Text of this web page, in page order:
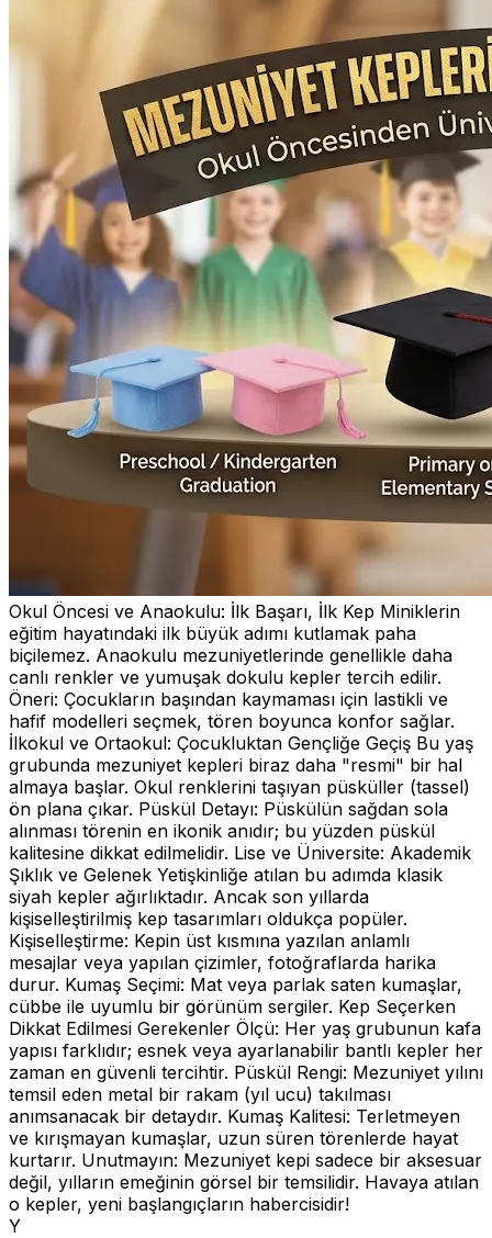
Okul Öncesi ve Anaokulu: İlk Başarı, İlk Kep Miniklerin
eğitim hayatındaki ilk büyük adımı kutlamak paha
biçilemez. Anaokulu mezuniyetlerinde genellikle daha
canlı renkler ve yumuşak dokulu kepler tercih edilir.
Öneri: Çocukların başından kaymaması için lastikli ve
hafif modelleri seçmek, tören boyunca konfor sağlar.
İlkokul ve Ortaokul: Çocukluktan Gençliğe Geçiş Bu yaş
grubunda mezuniyet kepleri biraz daha "resmi" bir hal
almaya başlar. Okul renklerini taşıyan püsküller (tassel)
ön plana çıkar. Püskül Detayı: Püskülün sağdan sola
alınması törenin en ikonik anıdır; bu yüzden püskül
kalitesine dikkat edilmelidir. Lise ve Üniversite: Akademik
Şıklık ve Gelenek Yetişkinliğe atılan bu adımda klasik
siyah kepler ağırlıktadır. Ancak son yıllarda
kişiselleştirilmiş kep tasarımları oldukça popüler.
Kişiselleştirme: Kepin üst kısmına yazılan anlamlı
mesajlar veya yapılan çizimler, fotoğraflarda harika
durur. Kumaş Seçimi: Mat veya parlak saten kumaşlar,
cübbe ile uyumlu bir görünüm sergiler. Kep Seçerken
Dikkat Edilmesi Gerekenler Ölçü: Her yaş grubunun kafa
yapısı farklıdır; esnek veya ayarlanabilir bantlı kepler her
zaman en güvenli tercihtir. Püskül Rengi: Mezuniyet yılını
temsil eden metal bir rakam (yıl ucu) takılması
anımsanacak bir detaydır. Kumaş Kalitesi: Terletmeyen
ve kırışmayan kumaşlar, uzun süren törenlerde hayat
kurtarır. Unutmayın: Mezuniyet kepi sadece bir aksesuar
değil, yılların emeğinin görsel bir temsilidir. Havaya atılan
o kepler, yeni başlangıçların habercisidir!
Y